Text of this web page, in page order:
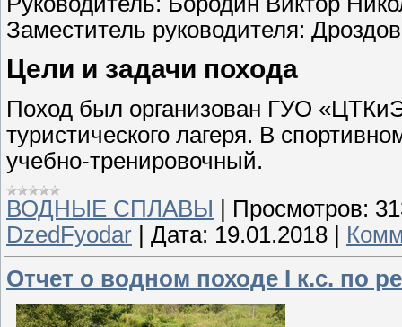
Заместитель руководителя:
Цели и задачи похода
Поход был организован ГУО
туристического лагеря. В
учебно-тренировочный.
ВОДНЫЕ СПЛАВЫ
Просмотров:
DzedFyodar
Дата: 19.01.2018
Отчет о водном походе І к.с. по